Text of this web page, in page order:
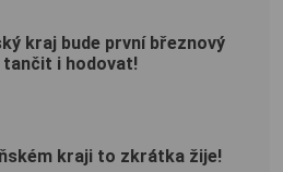
kraj bude první březnový
tančit i hodovat!
kraji to zkrátka žije!